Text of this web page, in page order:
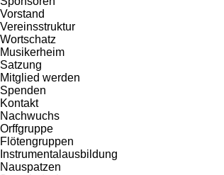
Vorstand
Vereinsstruktur
Wortschatz
Musikerheim
Satzung
Mitglied werden
Spenden
Kontakt
Nachwuchs
Orffgruppe
Flötengruppen
Instrumentalausbildung
Nauspatzen